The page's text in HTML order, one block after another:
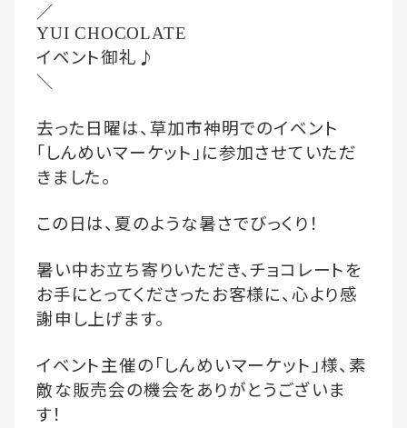
／
YUI CHOCOLATE
イベント御礼♪
＼
去った日曜は、草加市神明でのイベント
｢しんめいマーケット｣に参加させていただ
きました。
この日は、夏のような暑さでびっくり！
暑い中お立ち寄りいただき、チョコレートを
お手にとってくださったお客様に、心より感
謝申し上げます。
イベント主催の「しんめいマーケット」様、素
敵な販売会の機会をありがとうございま
す！